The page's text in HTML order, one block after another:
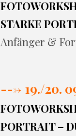
STARKE
Anfänger &
---> 19./20.
PORTRAIT –